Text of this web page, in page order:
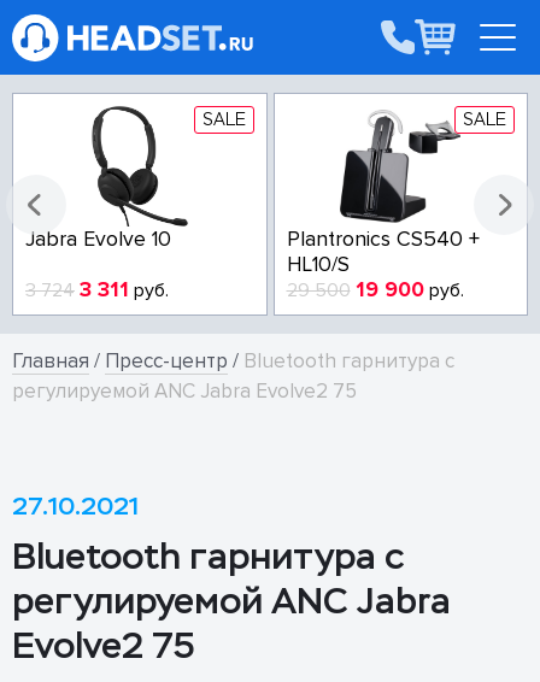
SALE
Plantronics CS540 +
29 500 19 900
SALE
Poly Voyager Focus 2
USB-A/USB-C Teams
17 295 15 614руб.
Главная / Пресс-центр / Bluetooth гарнитура с
регулируемой ANC Jabra Evolve2 75
27.10.2021
Bluetooth гарнитура с
регулируемой ANC Jabra
Evolve2 75